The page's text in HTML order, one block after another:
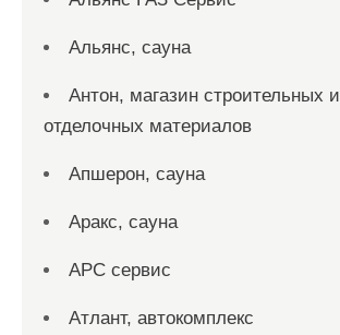
Альянс, сауна
Антон, магазин строительных и
отделочных материалов
Апшерон, сауна
Аракс, сауна
АРС сервис
Атлант, автокомплекс